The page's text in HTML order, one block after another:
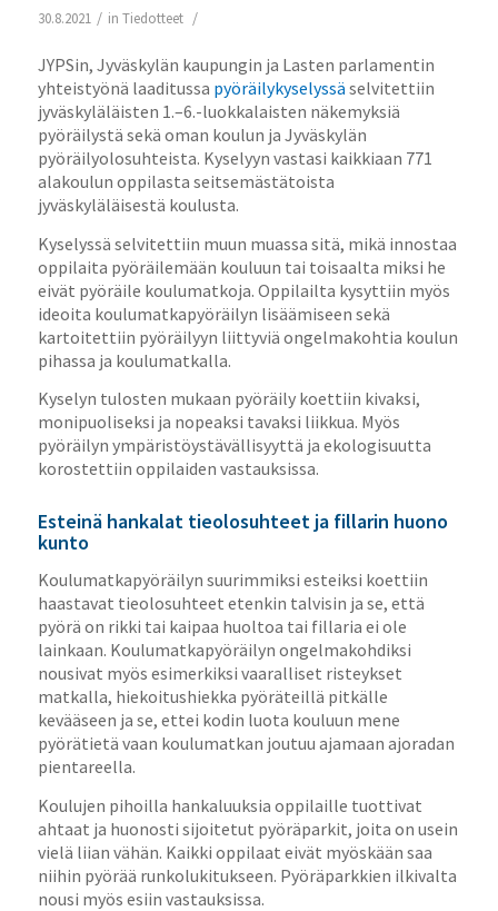
30.8.2021 / in Tiedotteet /
JYPSin, Jyväskylän kaupungin ja Lasten parlamentin
yhteistyönä laaditussa pyöräilykyselyssä selvitettiin
jyväskyläläisten 1.–6.-luokkalaisten näkemyksiä
pyöräilystä sekä oman koulun ja Jyväskylän
pyöräilyolosuhteista. Kyselyyn vastasi kaikkiaan 771
alakoulun oppilasta seitsemästätoista
jyväskyläläisestä koulusta.
Kyselyssä selvitettiin muun muassa sitä, mikä innostaa
oppilaita pyöräilemään kouluun tai toisaalta miksi he
eivät pyöräile koulumatkoja. Oppilailta kysyttiin myös
ideoita koulumatkapyöräilyn lisäämiseen sekä
kartoitettiin pyöräilyyn liittyviä ongelmakohtia koulun
pihassa ja koulumatkalla.
Kyselyn tulosten mukaan pyöräily koettiin kivaksi,
monipuoliseksi ja nopeaksi tavaksi liikkua. Myös
pyöräilyn ympäristöystävällisyyttä ja ekologisuutta
korostettiin oppilaiden vastauksissa.
Esteinä hankalat tieolosuhteet ja fillarin huono
kunto
Koulumatkapyöräilyn suurimmiksi esteiksi koettiin
haastavat tieolosuhteet etenkin talvisin ja se, että
pyörä on rikki tai kaipaa huoltoa tai fillaria ei ole
lainkaan. Koulumatkapyöräilyn ongelmakohdiksi
nousivat myös esimerkiksi vaaralliset risteykset
matkalla, hiekoitushiekka pyöräteillä pitkälle
kevääseen ja se, ettei kodin luota kouluun mene
pyörätietä vaan koulumatkan joutuu ajamaan ajoradan
pientareella.
Koulujen pihoilla hankaluuksia oppilaille tuottivat
ahtaat ja huonosti sijoitetut pyöräparkit, joita on usein
vielä liian vähän. Kaikki oppilaat eivät myöskään saa
niihin pyörää runkolukitukseen. Pyöräparkkien ilkivalta
nousi myös esiin vastauksissa.